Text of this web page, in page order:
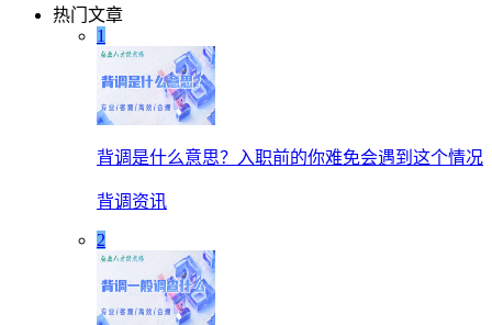
热门文章
1
背调是什么意思？入职前的你难免会遇到这个情况
背调资讯
2